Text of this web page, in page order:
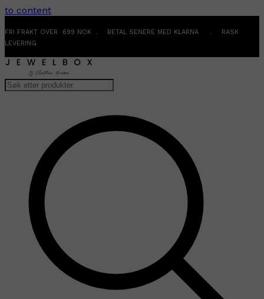
to content
FRI FRAKT OVER 699 NOK . BETAL SENERE MED KLARNA . RASK
LEVERING